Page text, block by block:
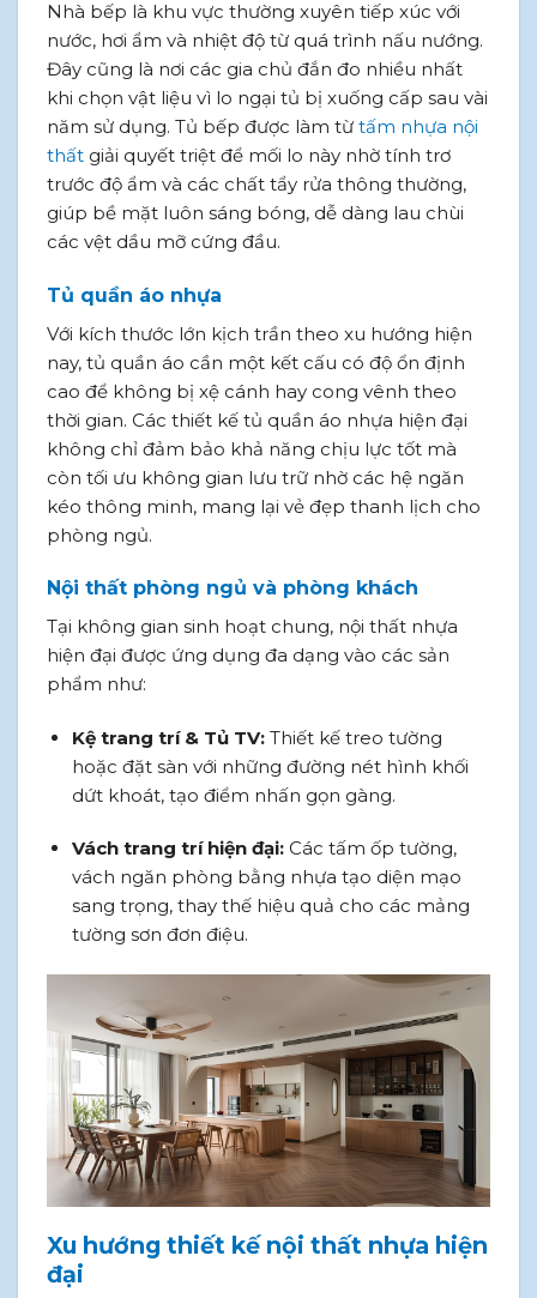
Nhà bếp là khu vực thường xuyên tiếp xúc với
nước, hơi ẩm và nhiệt độ từ quá trình nấu nướng.
Đây cũng là nơi các gia chủ đắn đo nhiều nhất
khi chọn vật liệu vì lo ngại tủ bị xuống cấp sau vài
năm sử dụng. Tủ bếp được làm từ tấm nhựa nội
thất giải quyết triệt để mối lo này nhờ tính trơ
trước độ ẩm và các chất tẩy rửa thông thường,
giúp bề mặt luôn sáng bóng, dễ dàng lau chùi
các vệt dầu mỡ cứng đầu.
Tủ quần áo nhựa
Với kích thước lớn kịch trần theo xu hướng hiện
nay, tủ quần áo cần một kết cấu có độ ổn định
cao để không bị xệ cánh hay cong vênh theo
thời gian. Các thiết kế tủ quần áo nhựa hiện đại
không chỉ đảm bảo khả năng chịu lực tốt mà
còn tối ưu không gian lưu trữ nhờ các hệ ngăn
kéo thông minh, mang lại vẻ đẹp thanh lịch cho
phòng ngủ.
Nội thất phòng ngủ và phòng khách
Tại không gian sinh hoạt chung, nội thất nhựa
hiện đại được ứng dụng đa dạng vào các sản
phẩm như:
Kệ trang trí & Tủ TV:Thiết kế treo tường
hoặc đặt sàn với những đường nét hình khối
dứt khoát, tạo điểm nhấn gọn gàng.
Vách trang trí hiện đại:Các tấm ốp tường,
vách ngăn phòng bằng nhựa tạo diện mạo
sang trọng, thay thế hiệu quả cho các mảng
tường sơn đơn điệu.
Xu hướng thiết kế nội thất nhựa hiện
đại